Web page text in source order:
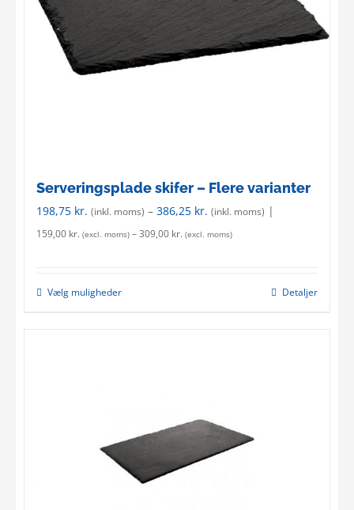
Serveringsplade skifer – Flere varianter
198,75 kr. (inkl. moms) – 386,25 kr. (inkl. moms) |
159,00 kr. (excl. moms) – 309,00 kr. (excl. moms)
Vælg mulighederThis
options
be
Detaljer